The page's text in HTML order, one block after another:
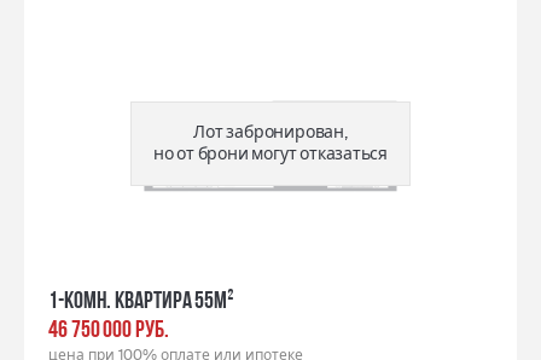
Лот забронирован,
но от брони могут отказаться
1-комн. квартира 55м²
46 750 000 РУБ.
цена при 100% оплате или ипотеке